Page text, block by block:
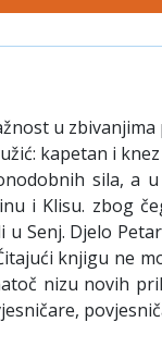
u
kapetan i
sila, a
i Klisu. zbog
Senj. Djelo
knjigu ne
nizu novih